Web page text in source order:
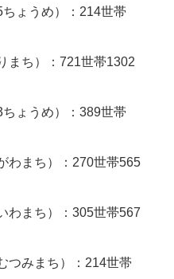
ょうめ）：214世帯
まち）：721世帯1302
ょうめ）：389世帯
わまち）：270世帯565
わまち）：305世帯567
つみまち）：214世帯